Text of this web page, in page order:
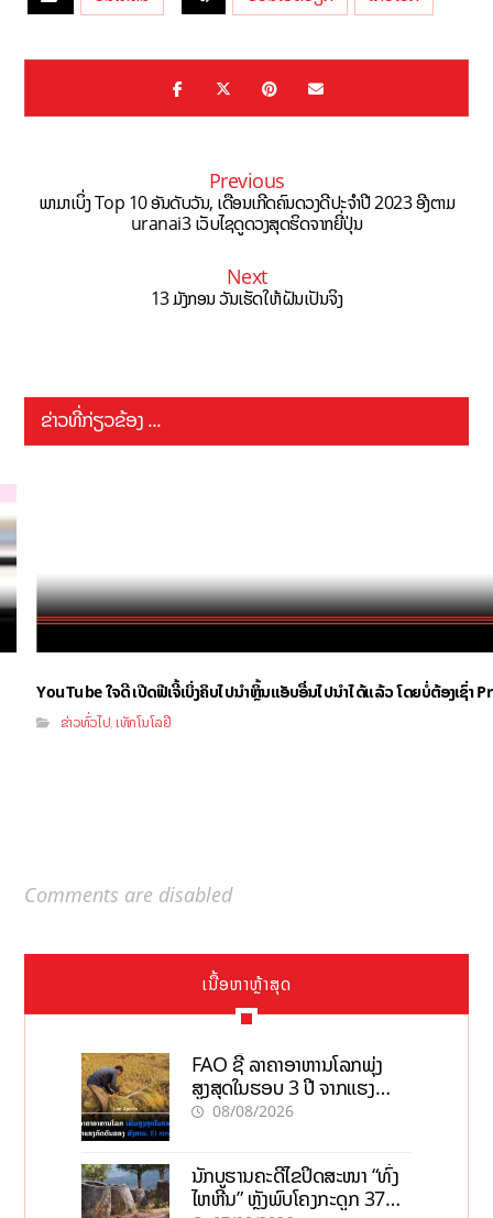
Previous
ພາມາເບິ່ງ Top 10 ອັນດັບວັນ, ເດືອນເກີດຄົນດວງດີປະຈຳປີ 2023 ອີງຕາມ
uranai3 ເວັບໄຊດູດວງສຸດຮິດຈາກຍີ່ປຸ່ນ
Next
13 ມັງກອນ ວັນເຮັດໃຫ້ຝັນເປັນຈິງ
ຂ່າວທີ່ກ່ຽວຂ້ອງ ...
YouTube ໃຈດີ ເປີດຟີເຈີ້ເບິ່ງຄິບໄປນຳຫຼິ້ນແອັບອື່ນໄປນຳໄດ້ແລ້ວ ໂດຍບໍ່ຕ້ອງເຊົ່າ
ຂ່າວທົ່ວໄປ,ເທັກໂນໂລຢີ
Comments are disabled
ເນື້ອຫາຫຼ້າສຸດ
FAO ຊີ້ ລາຄາອາຫານໂລກພຸ່ງ
ສູງສຸດໃນຮອບ 3 ປີ ຈາກແຮງ
ກົດດັນຂອງສົງຄາມ, El nino
08/08/2026
ນັກບູຮານຄະດີໄຂປິດສະໜາ “ທົ່ງ
ໄຫຫີນ” ຫຼັງພົບໂຄງກະດູກ 37